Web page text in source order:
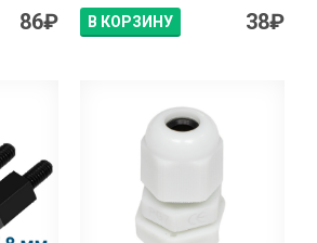
86₽ В КОРЗИНУ 38₽